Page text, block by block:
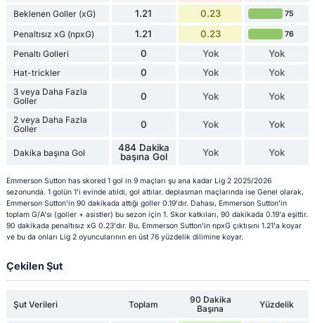
Beklenen Goller (xG) 1.21 0.23 75
Penaltısız xG (npxG) 1.21 0.23 76
Penaltı Golleri 0 Yok Yok
Hat-trickler 0 Yok Yok
3 veya Daha Fazla
Goller
0 Yok Yok
2 veya Daha Fazla
Goller
0 Yok Yok
Dakika başına Gol
484 Dakika
başına Gol
Yok Yok
Emmerson Sutton has skored 1 gol in 9 maçları şu ana kadar Lig 2 2025/2026
sezonunda. 1 golün 1'i evinde atıldı, gol attılar. deplasman maçlarında ise Genel olarak,
Emmerson Sutton'in 90 dakikada attığı goller 0.19'dır. Dahası, Emmerson Sutton'in
toplam G/A'sı (goller + asistler) bu sezon için 1. Skor katkıları, 90 dakikada 0.19'a eşittir.
90 dakikada penaltısız xG 0.23'dır. Bu, Emmerson Sutton'in npxG çıktısını 1.21'a koyar
ve bu da onları Lig 2 oyuncularının en üst 76 yüzdelik dilimine koyar.
Çekilen Şut
Şut Verileri Toplam
90 Dakika
Başına
Yüzdelik